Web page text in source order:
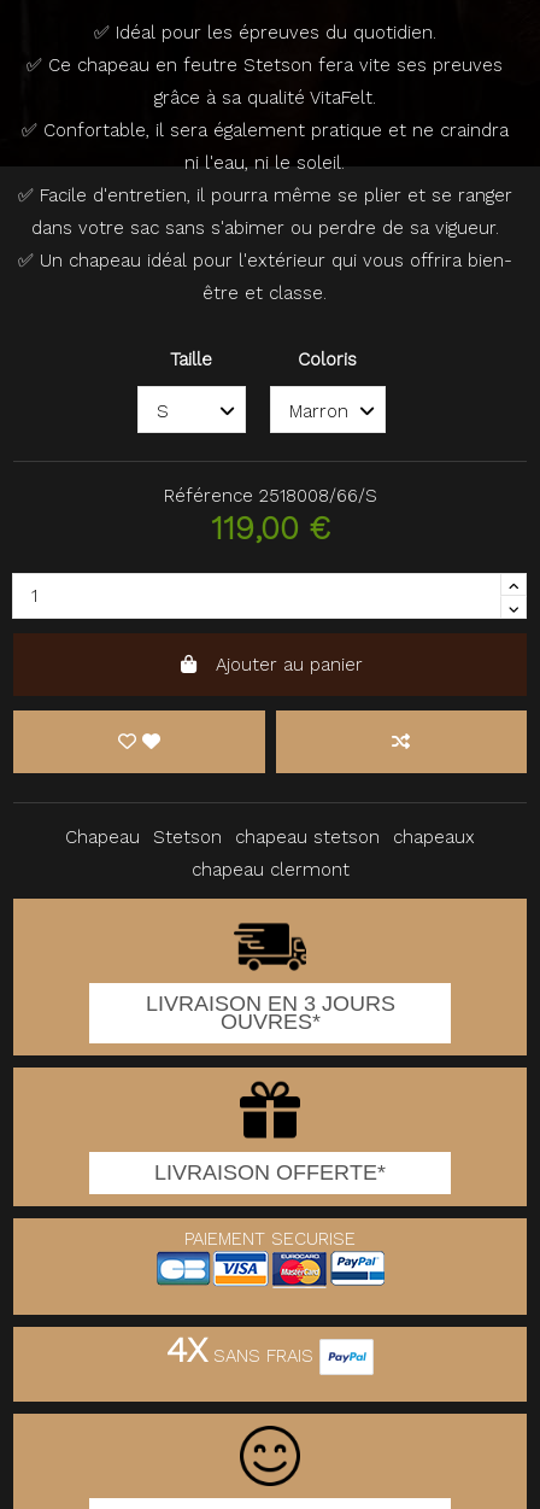
✅ Idéal pour les épreuves du quotidien.
✅ Ce chapeau en feutre Stetson fera vite ses preuves
grâce à sa qualité VitaFelt.
✅ Confortable, il sera également pratique et ne craindra
ni l'eau, ni le soleil.
✅ Facile d'entretien, il pourra même se plier et se ranger
dans votre sac sans s'abimer ou perdre de sa vigueur.
✅ Un chapeau idéal pour l'extérieur qui vous offrira bien-
être et classe.
Taille Coloris
Référence 2518008/66/S
119,00 €
Ajouter au panier
Chapeau Stetson chapeau stetson
chapeaux
chapeau clermont
LIVRAISON EN 3 JOURS
OUVRES*
LIVRAISON OFFERTE*
PAIEMENT SECURISE
4XSANS FRAIS